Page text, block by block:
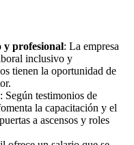
y profesional: La empresa
inclusivo y
tienen la oportunidad de
: Según testimonios de
la capacitación y el
a ascensos y roles